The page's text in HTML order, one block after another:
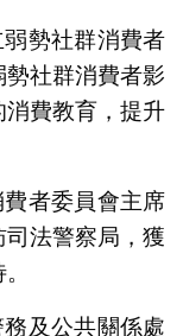
勢社群消費者
社群消費者影
費教育，提升
者委員會主席
法警察局，獲
及公共關係處